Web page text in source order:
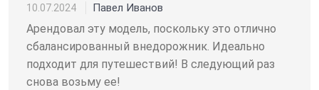
10.07.2024 Павел Иванов
Арендовал эту модель, поскольку это отлично
сбалансированный внедорожник. Идеально
подходит для путешествий! В следующий раз
снова возьму ее!